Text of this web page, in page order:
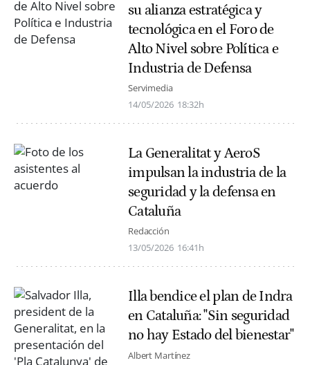
su alianza estratégica y
tecnológica en el Foro de
Alto Nivel sobre Política e
Industria de Defensa
Servimedia
14/05/2026 18:32h
La Generalitat y AeroS
impulsan la industria de la
seguridad y la defensa en
Cataluña
Redacción
13/05/2026 16:41h
Illa bendice el plan de Indra
en Cataluña: "Sin seguridad
no hay Estado del bienestar"
Albert Martínez